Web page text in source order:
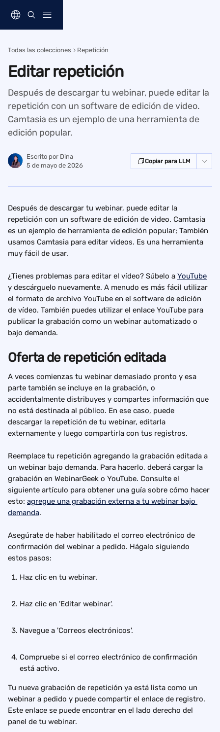
Todas las colecciones Repetición
Editar repetición
Después de descargar tu webinar, puede editar la
repetición con un software de edición de video.
Camtasia es un ejemplo de una herramienta de
edición popular.
Escrito por Dina
5 de mayo de 2026
Copiar para LLM
Después de descargar tu webinar, puede editar la
repetición con un software de edición de video. Camtasia
es un ejemplo de herramienta de edición popular; También
usamos Camtasia para editar videos. Es una herramienta
muy fácil de usar.
¿Tienes problemas para editar el vídeo? Súbelo a YouTube
y descárguelo nuevamente. A menudo es más fácil utilizar
el formato de archivo YouTube en el software de edición
de vídeo. También puedes utilizar el enlace YouTube para
publicar la grabación como un webinar automatizado o
bajo demanda.
Oferta de repetición editada
A veces comienzas tu webinar demasiado pronto y esa
parte también se incluye en la grabación, o
accidentalmente distribuyes y compartes información que
no está destinada al público. En ese caso, puede
descargar la repetición de tu webinar, editarla
externamente y luego compartirla con tus registros.
Reemplace tu repetición agregando la grabación editada a
un webinar bajo demanda. Para hacerlo, deberá cargar la
grabación en WebinarGeek o YouTube. Consulte el
siguiente artículo para obtener una guía sobre cómo hacer
esto: agregue una grabación externa a tu webinar bajo
demanda.
Asegúrate de haber habilitado el correo electrónico de
confirmación del webinar a pedido. Hágalo siguiendo
estos pasos:
Haz clic en tu webinar.
Haz clic en 'Editar webinar'.
Navegue a 'Correos electrónicos'.
Compruebe si el correo electrónico de confirmación
está activo.
Tu nueva grabación de repetición ya está lista como un
webinar a pedido y puede compartir el enlace de registro.
Este enlace se puede encontrar en el lado derecho del
panel de tu webinar.